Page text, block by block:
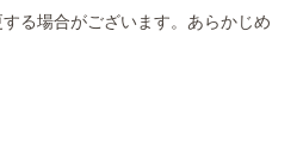
る場合がございます。あらかじめ